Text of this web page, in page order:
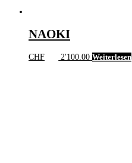
NAOKI
CHF 2'100.00 Weiterlesen